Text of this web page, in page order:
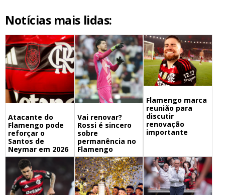
Notícias mais lidas:
Atacante do
Flamengo pode
reforçar o
Santos de
Neymar em 2026
Vai renovar?
Rossi é sincero
sobre
permanência no
Flamengo
Flamengo marca
reunião para
discutir
renovação
importante